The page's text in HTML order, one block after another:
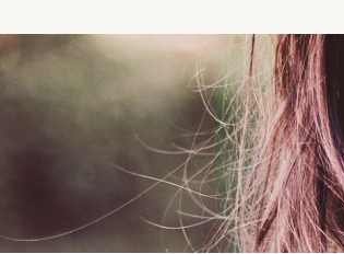
Yoga maman/bébé
Yoga pour adolescents
Yoga pour les familles
Informations pratiques